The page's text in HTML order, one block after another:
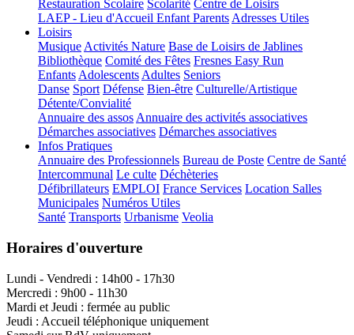
Restauration Scolaire Scolarité Centre de Loisirs
LAEP - Lieu d'Accueil Enfant Parents Adresses Utiles
Loisirs
Musique Activités Nature Base de Loisirs de Jablines
Bibliothèque Comité des Fêtes Fresnes Easy Run
Enfants Adolescents Adultes Seniors
Danse Sport Défense Bien-être Culturelle/Artistique
Détente/Convialité
Annuaire des assos Annuaire des activités associatives
Démarches associatives Démarches associatives
Infos Pratiques
Annuaire des Professionnels Bureau de Poste Centre de Santé
Intercommunal Le culte Déchèteries
Défibrillateurs EMPLOI France Services Location Salles
Municipales Numéros Utiles
Santé Transports Urbanisme Veolia
Horaires d'ouverture
Lundi - Vendredi : 14h00 - 17h30
Mercredi : 9h00 - 11h30
Mardi et Jeudi : fermée au public
Jeudi : Accueil téléphonique uniquement